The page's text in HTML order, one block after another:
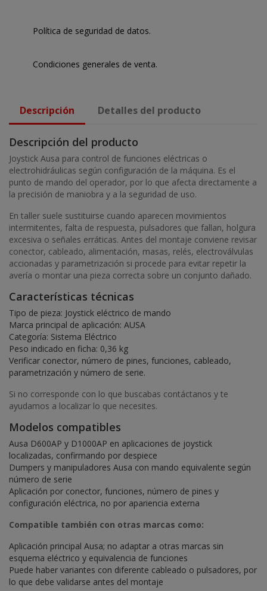
Política de seguridad de datos.
Condiciones generales de venta.
Descripción Detalles del producto
Descripción del producto
Joystick Ausa para control de funciones eléctricas o
electrohidráulicas según configuración de la máquina. Es el
punto de mando del operador, por lo que afecta directamente a
la precisión de maniobra y a la seguridad de uso.
En taller suele sustituirse cuando aparecen movimientos
intermitentes, falta de respuesta, pulsadores que fallan, holgura
excesiva o señales erráticas. Antes del montaje conviene revisar
conector, cableado, alimentación, masas, relés, electroválvulas
accionadas y parametrización si procede para evitar repetir la
avería o montar una pieza correcta sobre un conjunto dañado.
Características técnicas
Tipo de pieza: Joystick eléctrico de mando
Marca principal de aplicación: AUSA
Categoría: Sistema Eléctrico
Peso indicado en ficha: 0,36 kg
Verificar conector, número de pines, funciones, cableado,
parametrización y número de serie.
Si no corresponde con lo que buscabas contáctanos y te
ayudamos a localizar lo que necesites.
Modelos compatibles
Ausa D600AP y D1000AP en aplicaciones de joystick
localizadas, confirmando por despiece
Dumpers y manipuladores Ausa con mando equivalente según
número de serie
Aplicación por conector, funciones, número de pines y
configuración eléctrica, no por apariencia externa
Compatible también con otras marcas como:
Aplicación principal Ausa; no adaptar a otras marcas sin
esquema eléctrico y equivalencia de funciones
Puede haber variantes con diferente cableado o pulsadores, por
lo que debe validarse antes del montaje